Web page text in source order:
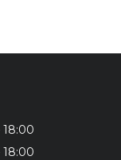
18:00
18:00